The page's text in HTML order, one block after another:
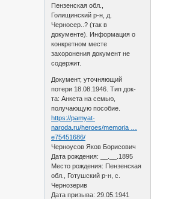
Пензенская обл.,
Голищинский р-н, д.
Черносер..? (так в
документе). Информация о
конкретном месте
захоронения документ не
содержит.
Документ, уточняющий
потери 18.08.1946. Тип док-
та: Анкета на семью,
получающую пособие.
https://pamyat-
naroda.ru/heroes/memoria …
e75451686/
Черноусов Яков Борисович
Дата рождения: __.__.1895
Место рождения: Пензенская
обл., Готушский р-н, с.
Чернозерив
Дата призыва: 29.05.1941